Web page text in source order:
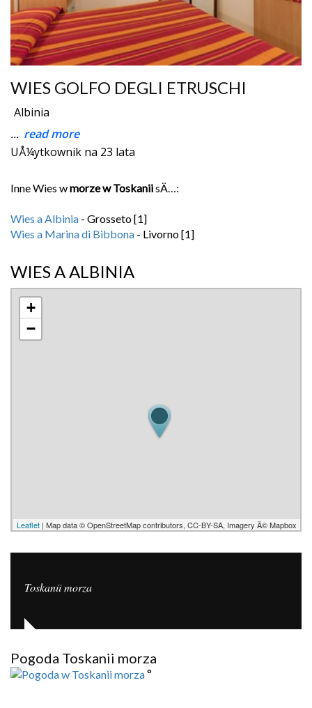
WIES GOLFO DEGLI ETRUSCHI
Albinia
... read more
UÅ¼ytkownik na 23 lata
Inne Wies wmorze w ToskaniisÄ…:
Wies a Albinia - Grosseto [1]
Wies a Marina di Bibbona - Livorno [1]
WIES A ALBINIA
+
−
Leaflet | Map data © OpenStreetMap contributors, CC-BY-SA, Imagery Â© Mapbox
Toskanii morza
Pogoda Toskanii morza
°